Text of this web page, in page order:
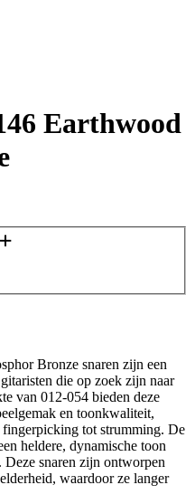
Earthwood
Bronze snaren zijn een
die op zoek zijn naar
van 012-054 bieden deze
en toonkwaliteit,
tot strumming. De
heldere, dynamische toon
Deze snaren zijn ontworpen
waardoor ze langer